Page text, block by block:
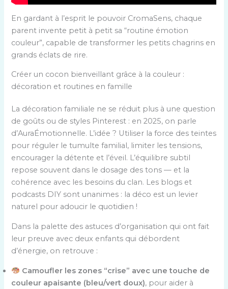
En gardant à l’esprit le pouvoir CromaSens, chaque
parent invente petit à petit sa “routine émotion
couleur”, capable de transformer les petits chagrins en
grands éclats de rire.
Créer un cocon bienveillant grâce à la couleur :
décoration et routines en famille
La décoration familiale ne se réduit plus à une question
de goûts ou de styles Pinterest : en 2025, on parle
d’AuraÉmotionnelle. L’idée ? Utiliser la force des teintes
pour réguler le tumulte familial, limiter les tensions,
encourager la détente et l’éveil. L’équilibre subtil
repose souvent dans le dosage des tons — et la
cohérence avec les besoins du clan. Les blogs et
podcasts DIY sont unanimes : la déco est un levier
naturel pour adoucir le quotidien !
Dans la palette des astuces d’organisation qui ont fait
leur preuve avec deux enfants qui débordent
d’énergie, on retrouve :
Camoufler les zones “crise” avec une touche de
couleur apaisante (bleu/vert doux), pour aider à